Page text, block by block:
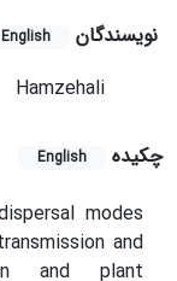
نویسندگان English
Hamzehali
چکیده English
modes
and
and plant